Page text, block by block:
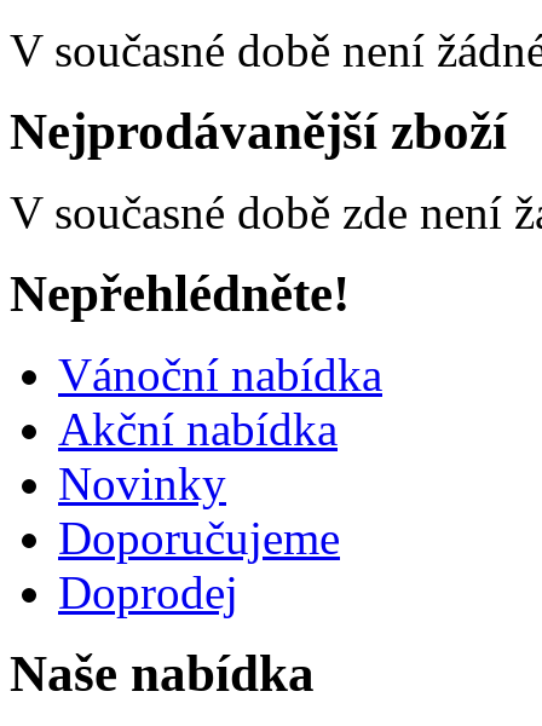
V současné době není
Nejprodávanější zboží
V současné době zde není
Nepřehlédněte!
Vánoční nabídka
Akční nabídka
Novinky
Doporučujeme
Doprodej
Naše nabídka